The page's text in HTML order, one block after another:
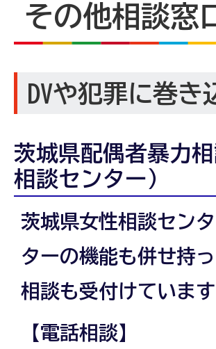
その他相談窓
DVや犯罪に巻
茨城県配偶者暴力
相談センター）
茨城県女性相談セン
ターの機能も併せ持
相談も受付けています
【電話相談】